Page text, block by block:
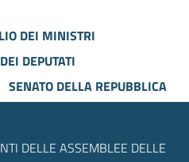
DEI MINISTRI
DEPUTATI
SENATO DELLA REPUBBLICA
DELLE ASSEMBLEE DELLE